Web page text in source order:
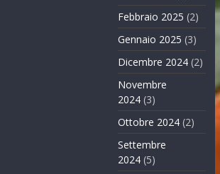
Febbraio 2025 (2)
Gennaio 2025 (3)
Dicembre 2024 (2)
Novembre
2024 (3)
Ottobre 2024 (2)
Settembre
2024 (5)